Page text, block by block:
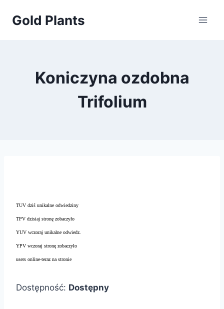
Gold Plants
Koniczyna ozdobna
Trifolium
TUV dziś unikalne odwiedziny
TPV dzisiaj stronę zobaczyło
YUV wczoraj unikalne odwiedz.
YPV wczoraj stronę zobaczyło
users online-teraz na stronie
Dostępność: Dostępny